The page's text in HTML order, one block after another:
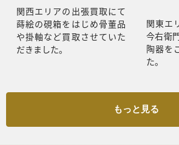
関西エリアの出張買取にて
蒔絵の硯箱をはじめ骨董品
や掛軸など買取させていた
だきました。
関東エ
今右衛
陶器を
た。
もっと見る